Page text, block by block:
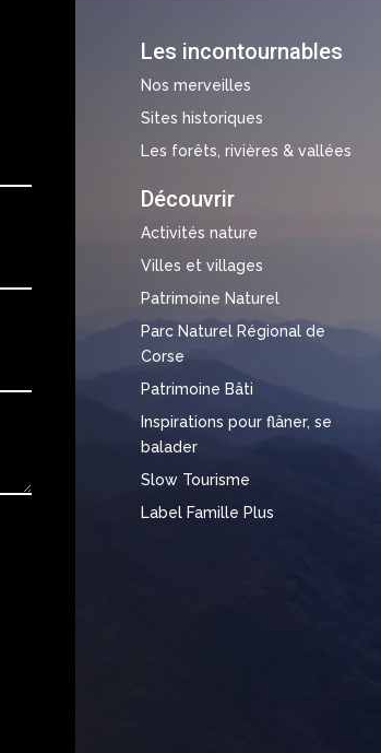
Les incontournables
Nos merveilles
Sites historiques
Les forêts, rivières & vallées
Découvrir
Activités nature
Villes et villages
Patrimoine Naturel
Parc Naturel Régional de
Corse
Patrimoine Bâti
Inspirations pour flâner, se
balader
Slow Tourisme
Label Famille Plus